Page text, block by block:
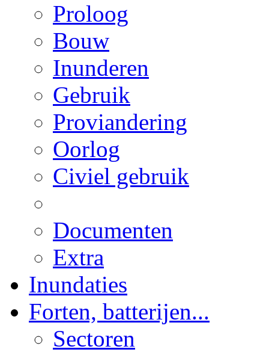
Proloog
Bouw
Inunderen
Gebruik
Proviandering
Oorlog
Civiel gebruik
Documenten
Extra
Inundaties
Forten, batterijen...
Sectoren